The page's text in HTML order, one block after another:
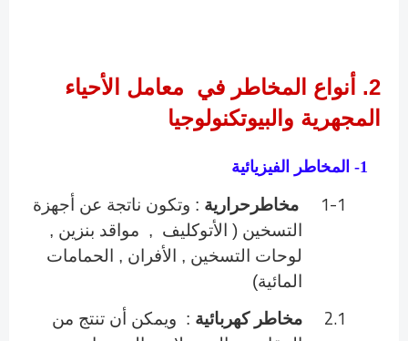
2. أنواع المخاطر في معامل الأحياء
المجهرية والبيوتكنولوجيا
1- المخاطر الفيزيائية
1-1 مخاطرحرارية : وتكون ناتجة عن أجهزة
التسخين ( الأتوكليف , مواقد بنزين ,
لوحات التسخين , الأفران , الحمامات
المائية)
2.1 مخاطر كهربائية : ويمكن أن تنتج من